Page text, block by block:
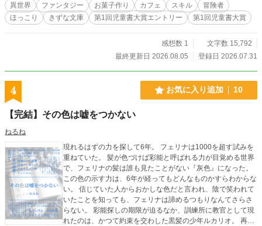
異世界 ファンタジー お菓子作り カフェ スキル
冒険者
ほっこり
きずな文庫 第1回児童書大賞エントリー 第1回児童書大賞
感想数 1
文字数 15,792
最終更新日 2026.08.05
登録日 2026.07.31
4 お気に入り追加 10
【完結】その色は嘘をつかない
ねるね
現れるはずの力を探して6年。 フェリナは1000を超す試みを
重ねていた。 髪が色づけば彩能と呼ばれる力が目覚める世界
で、フェリナの髪は誰も見たことがない『灰色』になった。
この色の示す力は、6年が経ってもどんなものかすらわからな
い。 信じていた人からおかしな色だと言われ、陰で笑われて
いたことを知っても、フェリナは諦めるつもりなんてさらさ
らない。 彩能探しの期限が迫るなか、訓練所に教官として現
れたのは、かつて約束を交わした黒髪の少年ルカリオ。 再会